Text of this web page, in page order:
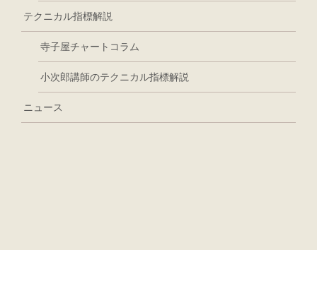
テクニカル指標解説
寺子屋チャートコラム
小次郎講師のテクニカル指標解説
ニュース